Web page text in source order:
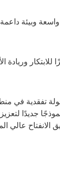
وبيئة داعمة
تفقدية في
جديدًا
عالي